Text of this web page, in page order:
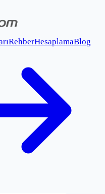
RehberHesaplamaBlog